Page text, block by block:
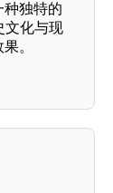
种独特的
文化与现
。